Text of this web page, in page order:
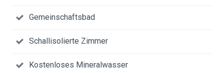
Gemeinschaftsbad
Schallisolierte Zimmer
Kostenloses Mineralwasser